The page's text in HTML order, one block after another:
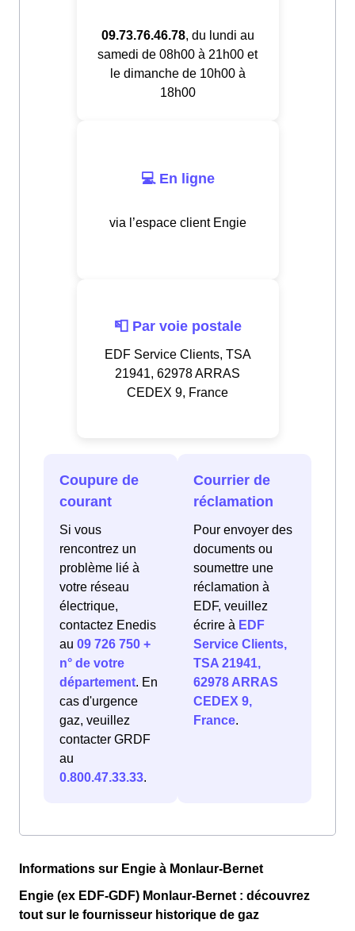
09.73.76.46.78, du lundi au
samedi de 08h00 à 21h00 et
le dimanche de 10h00 à
18h00
💻 En ligne
via l’espace client Engie
📮 Par voie postale
EDF Service Clients, TSA
21941, 62978 ARRAS
CEDEX 9, France
Coupure de
courant
Si vous
rencontrez un
problème lié à
votre réseau
électrique,
contactez Enedis
au 09 726 750 +
n° de votre
département. En
cas d'urgence
gaz, veuillez
contacter GRDF
au
0.800.47.33.33.
Courrier de
réclamation
Pour envoyer des
documents ou
soumettre une
réclamation à
EDF, veuillez
écrire à EDF
Service Clients,
TSA 21941,
62978 ARRAS
CEDEX 9,
France.
Informations sur Engie à Monlaur-Bernet
Engie (ex EDF-GDF) Monlaur-Bernet : découvrez
tout sur le fournisseur historique de gaz